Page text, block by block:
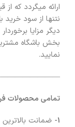
ارائه میگردد که
نتنها از سود خرید
دیگر مزایا
بخش باشگاه
نمایید.
————————
تمامی محصولات
1- ضمانت بالاترین